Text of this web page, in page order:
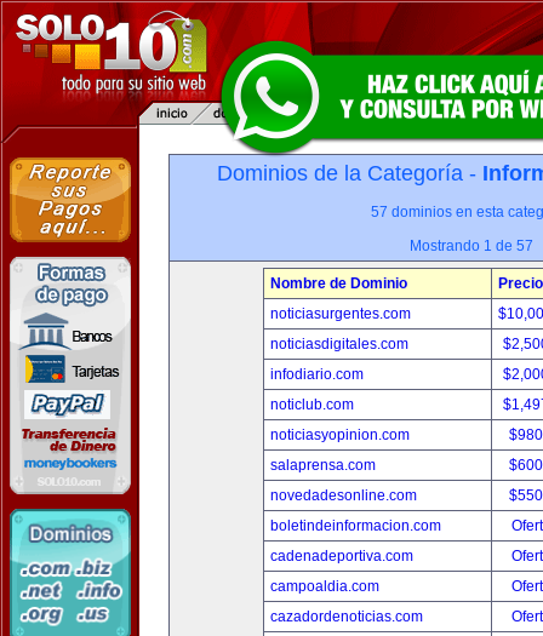
Dominios de la Categoría -
57 dominios en esta
Mostrando 1 de 57
Nombre de Dominio
Precio
noticiasurgentes.com
noticiasdigitales.com
infodiario.com
noticlub.com
noticiasyopinion.com
salaprensa.com
novedadesonline.com
boletindeinformacion.com
cadenadeportiva.com
campoaldia.com
cazadordenoticias.com